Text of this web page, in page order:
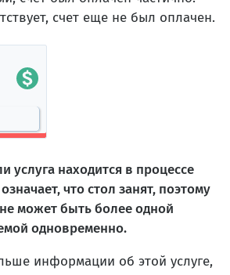
счет еще не был оплачен.
услуга находится в процессе
что стол занят, поэтому
может быть более одной
одновременно.
информации об этой услуге,